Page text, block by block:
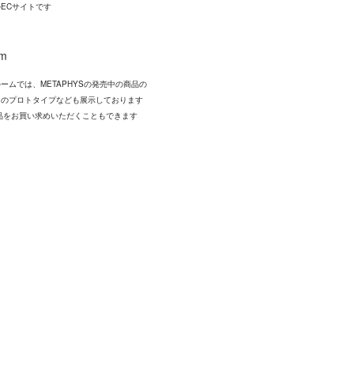
サイトです
ムでは、METAPHYSの発売中の商品の
プロトタイプなども展示しております
をお買い求めいただくこともできます